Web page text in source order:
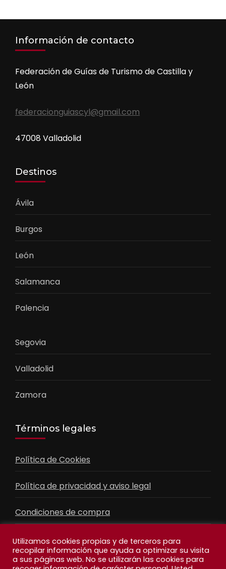
Información de contacto
Federación de Guías de Turismo de Castilla y
León
federacionguiascyl@gmail.com
47008 Valladolid
Destinos
Ávila
Burgos
León
Salamanca
Palencia
Segovia
Valladolid
Zamora
Términos legales
Política de Cookies
Política de privacidad y aviso legal
Condiciones de compra
Contacto
Utilizamos cookies propias y de terceros para
recopilar información que ayuda a optimizar su visita
a sus páginas web. No se utilizarán las cookies para